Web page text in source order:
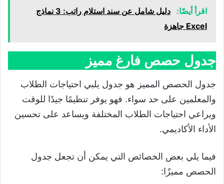
اقرأ أيضًا:
دليل شامل عن سند استلام راتب: 3 نماذج
Excel جاهزة
جدول حصص فارغ مميز
جدول الحصص المميز هو جدول يلبي احتياجات الطلاب
والمعلمين على حد سواء. فهو يوفر تنظيمًا جيدًا للوقت
ويراعي احتياجات الطلاب المختلفة ويساعد على تحسين
الأداء الأكاديمي.
فيما يلي بعض الخصائص التي يمكن أن تجعل جدول
الحصص مميزًا: